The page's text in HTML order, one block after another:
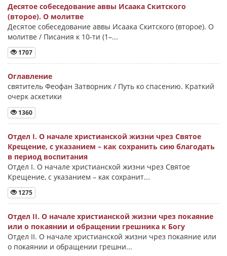
Десятое собеседование аввы Исаака Скитского
(второе). О молитве
Десятое собеседование аввы Исаака Скитского (второе). О
молитве / Писания к 10-ти (1–...
1707
Оглавление
святитель Феофан Затворник / Путь ко спасению. Краткий
очерк аскетики
1360
Отдел I. О начале христианской жизни чрез Святое
Крещение, с указанием – как сохранить сию благодать
в период воспитания
Отдел I. О начале христианской жизни чрез Святое
Крещение, с указанием – как сохранит...
1275
Отдел II. О начале христианской жизни чрез покаяние
или о покаянии и обращении грешника к Богу
Отдел II. О начале христианской жизни чрез покаяние или
о покаянии и обращении грешни...